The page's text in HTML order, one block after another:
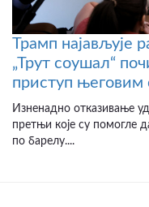
Трамп најављује
„Трут соушал“
приступ његовим
Изненадно отказивање
претњи које су помогле
по барелу....